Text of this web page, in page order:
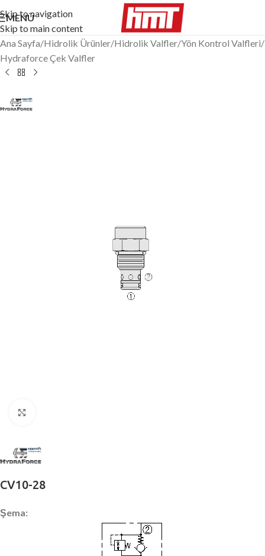
Skip to navigation
Skip to main content
MENÜ
Ana Sayfa/Hidrolik Ürünler/Hidrolik Valfler/Yön Kontrol Valfleri/
Hydraforce Çek Valfler
CV10-28
Şema: